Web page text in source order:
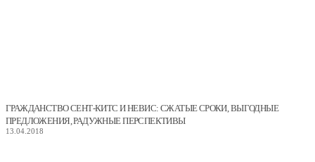
ГРАЖДАНСТВО СЕНТ-КИТС И НЕВИС: СЖАТЫЕ СРОКИ, ВЫГОДНЫЕ
ПРЕДЛОЖЕНИЯ, РАДУЖНЫЕ ПЕРСПЕКТИВЫ
13.04.2018